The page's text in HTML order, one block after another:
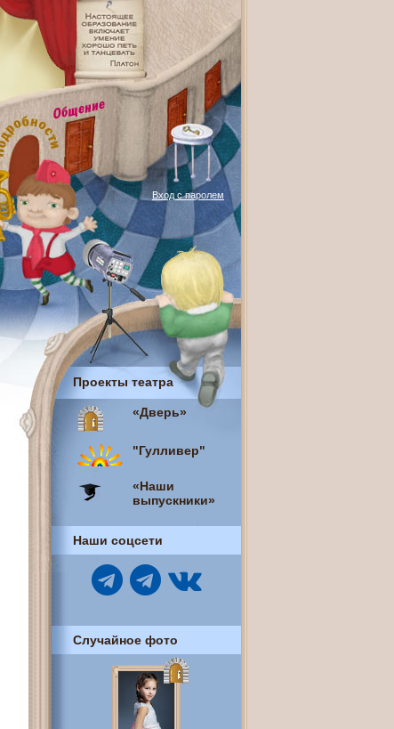
Вход с паролем
Проекты театра
«Дверь»
"Гулливер"
«Наши
выпускники»
Наши соцсети
Случайное фото